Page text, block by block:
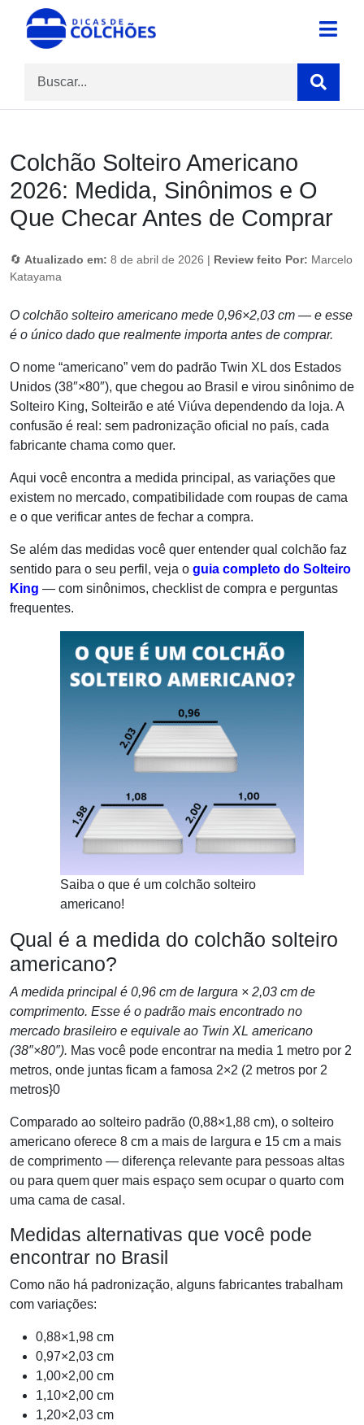
content
Dicas de Colchões
Site para Dicas de Colchões e reviews
Colchão Solteiro Americano
2026: Medida, Sinônimos e O
Que Checar Antes de Comprar
🔄 Atualizado em: 8 de abril de 2026 | Review feito Por: Marcelo
Katayama
O colchão solteiro americano mede 0,96×2,03 cm — e esse
é o único dado que realmente importa antes de comprar.
O nome “americano” vem do padrão Twin XL dos Estados
Unidos (38″×80″), que chegou ao Brasil e virou sinônimo de
Solteiro King, Solteirão e até Viúva dependendo da loja. A
confusão é real: sem padronização oficial no país, cada
fabricante chama como quer.
Aqui você encontra a medida principal, as variações que
existem no mercado, compatibilidade com roupas de cama
e o que verificar antes de fechar a compra.
Se além das medidas você quer entender qual colchão faz
sentido para o seu perfil, veja o guia completo do Solteiro
King — com sinônimos, checklist de compra e perguntas
frequentes.
Saiba o que é um colchão solteiro
americano!
Qual é a medida do colchão solteiro
americano?
A medida principal é 0,96 cm de largura × 2,03 cm de
comprimento. Esse é o padrão mais encontrado no
mercado brasileiro e equivale ao Twin XL americano
(38″×80″). Mas você pode encontrar na media 1 metro por 2
metros, onde juntas ficam a famosa 2×2 (2 metros por 2
metros}0
Comparado ao solteiro padrão (0,88×1,88 cm), o solteiro
americano oferece 8 cm a mais de largura e 15 cm a mais
de comprimento — diferença relevante para pessoas altas
ou para quem quer mais espaço sem ocupar o quarto com
uma cama de casal.
Medidas alternativas que você pode
encontrar no Brasil
Como não há padronização, alguns fabricantes trabalham
com variações:
0,88×1,98 cm
0,97×2,03 cm
1,00×2,00 cm
1,10×2,00 cm
1,20×2,03 cm